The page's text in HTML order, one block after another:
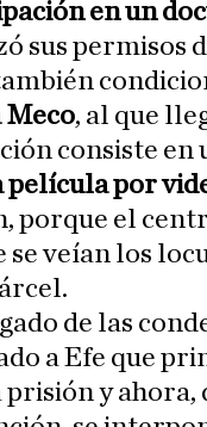
en un
sus permisos
, al que
consiste en
película por
porque el
se veían los
de las
a Efe que
y ahora,